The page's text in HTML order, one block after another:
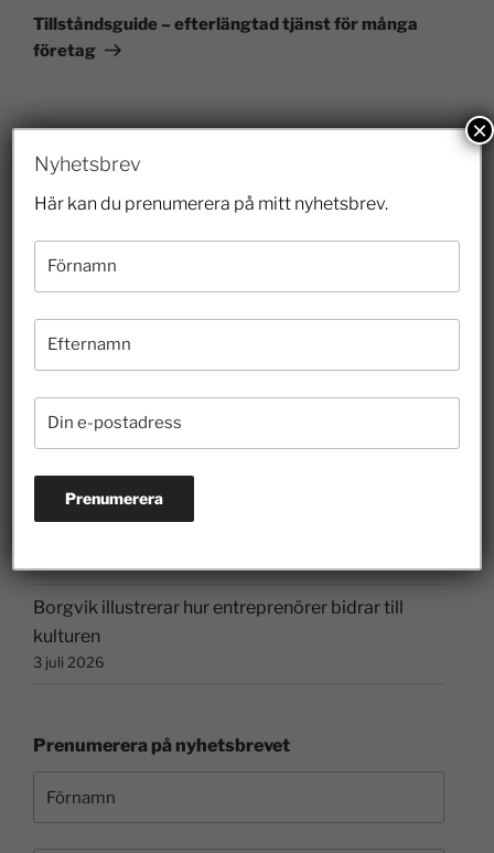
Tillståndsguide – efterlängtad tjänst för många
företag
Senaste inläggen
Veterinärbrist löses inte av prisregleringar
28 juli 2026
Riskkapitalister och finansmarknaden har lyft
26 juli 2026
Borgvik illustrerar hur entreprenörer bidrar till
kulturen
3 juli 2026
Prenumerera på nyhetsbrevet
Nyhetsbrev
Här kan du prenumerera på mitt nyhetsbrev.
×